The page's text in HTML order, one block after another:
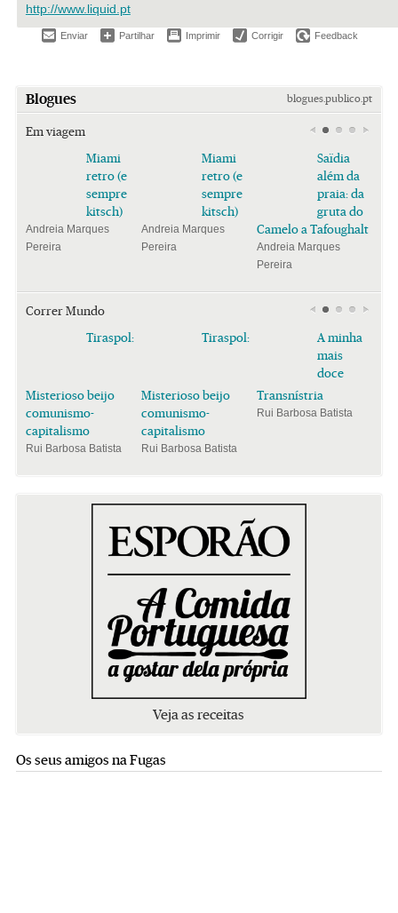
http://www.liquid.pt
Enviar Partilhar Imprimir Corrigir Feedback
Blogues blogues.publico.pt
Em viagem
Miami
retro (e
sempre
kitsch)
Andreia Marques
Pereira
Miami
retro (e
sempre
kitsch)
Andreia Marques
Pereira
Saïdia
além da
praia: da
gruta do
Camelo a Tafoughalt
Andreia Marques
Pereira
Correr Mundo
Tiraspol:
Misterioso beijo
comunismo-
capitalismo
Rui Barbosa Batista
Tiraspol:
Misterioso beijo
comunismo-
capitalismo
Rui Barbosa Batista
A minha
mais
doce
Transnístria
Rui Barbosa Batista
Veja as receitas
Os seus amigos na Fugas